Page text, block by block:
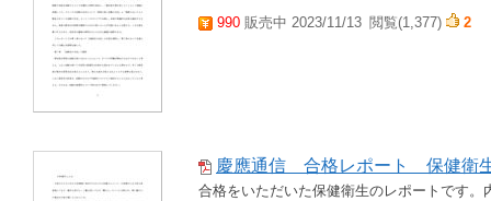
990 販売中 2023/11/13 閲覧(1,377) 2
慶應通信 合格レポート 保健衛
合格をいただいた保健衛生のレポートです